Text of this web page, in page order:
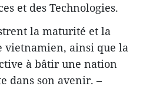
et des Technologies.
la maturité et la
vietnamien, ainsi que la
à bâtir une nation
dans son avenir. –